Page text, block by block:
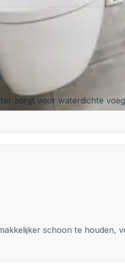
zorgt voor waterdichte
schoon te houden,